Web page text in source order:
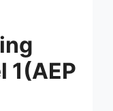
1(AEP